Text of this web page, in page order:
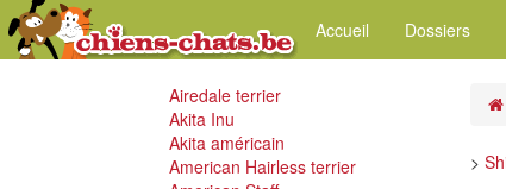
Accueil Dossiers
Airedale terrier
Akita Inu
Akita américain
American Hairless terrier
>